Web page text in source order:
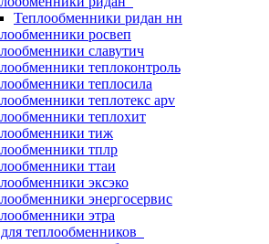
Теплообменники ридан нн
росвеп
славутич
теплоконтроль
теплосила
теплотекс apv
теплохит
тиж
тплр
ттаи
эксэко
энергосервис
этра
теплообменников